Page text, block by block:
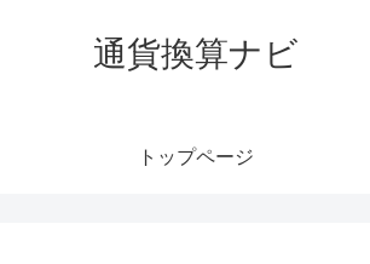
通貨換算ナビ
トップページ